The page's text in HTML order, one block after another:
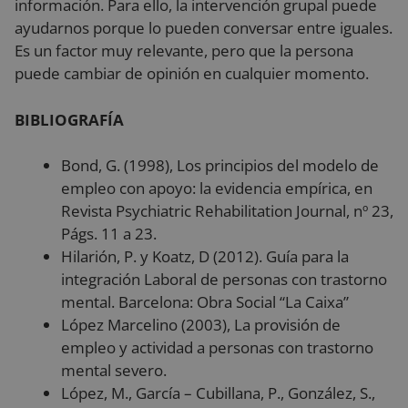
información. Para ello, la intervención grupal puede
ayudarnos porque lo pueden conversar entre iguales.
Es un factor muy relevante, pero que la persona
puede cambiar de opinión en cualquier momento.
BIBLIOGRAFÍA
Bond, G. (1998), Los principios del modelo de
empleo con apoyo: la evidencia empírica, en
Revista Psychiatric Rehabilitation Journal, nº 23,
Págs. 11 a 23.
Hilarión, P. y Koatz, D (2012). Guía para la
integración Laboral de personas con trastorno
mental. Barcelona: Obra Social “La Caixa”
López Marcelino (2003), La provisión de
empleo y actividad a personas con trastorno
mental severo.
López, M., García – Cubillana, P., González, S.,
Cookies estrictamente necesarias
Cookies de rendimiento
Cookies no clasificadas
Las cookies estrictamente necesarias permiten la
funcionalidad principal del sitio web, como el inicio
de sesión de usuario y la gestión de cuentas. El sitio
web no se puede utilizar correctamente sin las
cookies estrictamente necesarias.
Nombre
Proveedor/
Vencimiento
VISITOR_PRIVACY_METADATA
.youtube.com
5 meses 4
semanas